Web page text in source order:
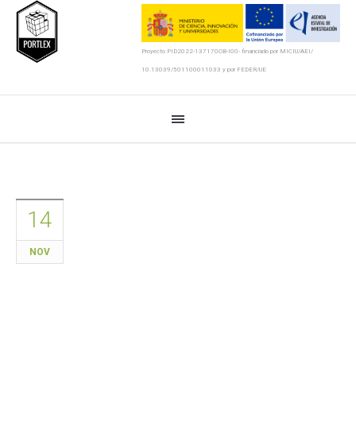
Proyecto PID2022-137170OB-I00- financiado por MICIU/AEI/
10.13039/501100011033 y por FEDER/UE
14
NOV